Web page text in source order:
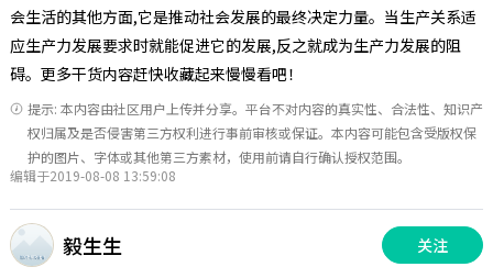
会生活的其他方面,它是推动社会发展的最终决定力量。当生产关系适
应生产力发展要求时就能促进它的发展,反之就成为生产力发展的阻
碍。更多干货内容赶快收藏起来慢慢看吧！
提示: 本内容由社区用户上传并分享。平台不对内容的真实性、合法性、知识产
权归属及是否侵害第三方权利进行事前审核或保证。本内容可能包含受版权保
护的图片、字体或其他第三方素材，使用前请自行确认授权范围。
编辑于2019-08-08 13:59:08
毅生生 关注